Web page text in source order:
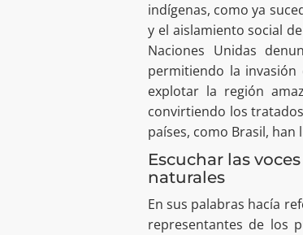
indígenas, como ya
y el aislamiento social
Naciones Unidas
permitiendo la
explotar la región
convirtiendo los
países, como Brasil, han
Escuchar las
naturales
En sus palabras hacía
representantes de los